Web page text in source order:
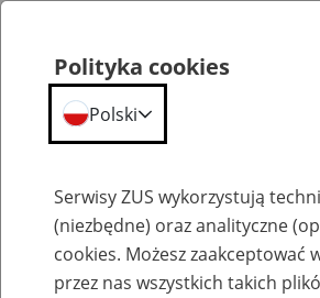
Emerytury
Polityka cookies
Polski
Serwisy ZUS wykorzystują
(niezbędne) oraz analityczne
cookies. Możesz zaakceptować
przez nas wszystkich takich